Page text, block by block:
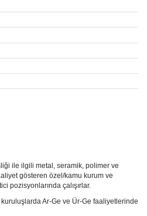
ile ilgili metal, seramik, polimer ve
gösteren özel/kamu kurum ve
pozisyonlarında çalışırlar.
Ar-Ge ve Ür-Ge faaliyetlerinde